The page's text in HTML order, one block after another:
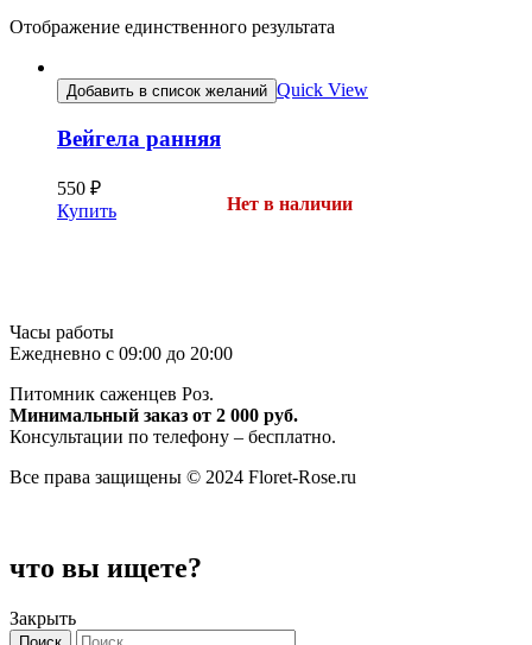
Отображение единственного результата
Добавить в список желаний Quick View
Вейгела ранняя
550 ₽
Купить
Нет в наличии
Часы работы
Ежедневно с 09:00 до 20:00
Питомник саженцев Роз.
Минимальный заказ от 2 000 руб.
Консультации по телефону – бесплатно.
Все права защищены © 2024 Floret-Rose.ru
что вы ищете?
Закрыть